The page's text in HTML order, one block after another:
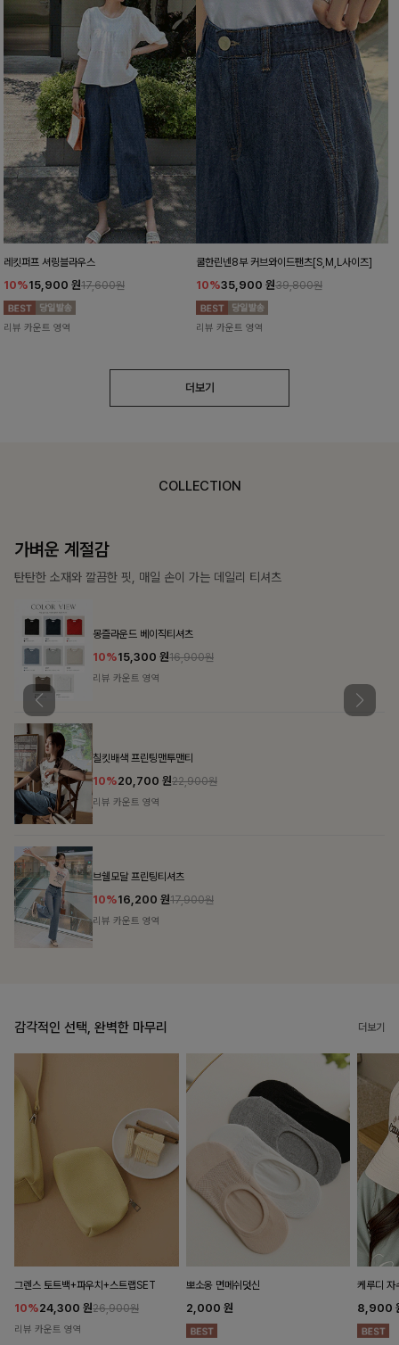
레킷퍼프 셔링블라우스
10%15,900 원17,600원
리뷰 카운트 영역
쿨한린넨8부 커브와이드팬츠[S,M,L사이즈]
10%35,900 원39,800원
리뷰 카운트 영역
더보기
COLLECTION
가장 쉬운 코디
특별한 날부터 일상까지 함께하는 룩
감각적인 선택, 완벽한 마무리 더보기
그렌스 토트백+파우치+스트랩SET
10%24,300 원26,900원
리뷰 카운트 영역
뽀소옹 면메쉬덧신
2,000 원
케루디 자
8,900